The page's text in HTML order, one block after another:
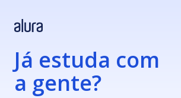
Já estuda com
a gente?